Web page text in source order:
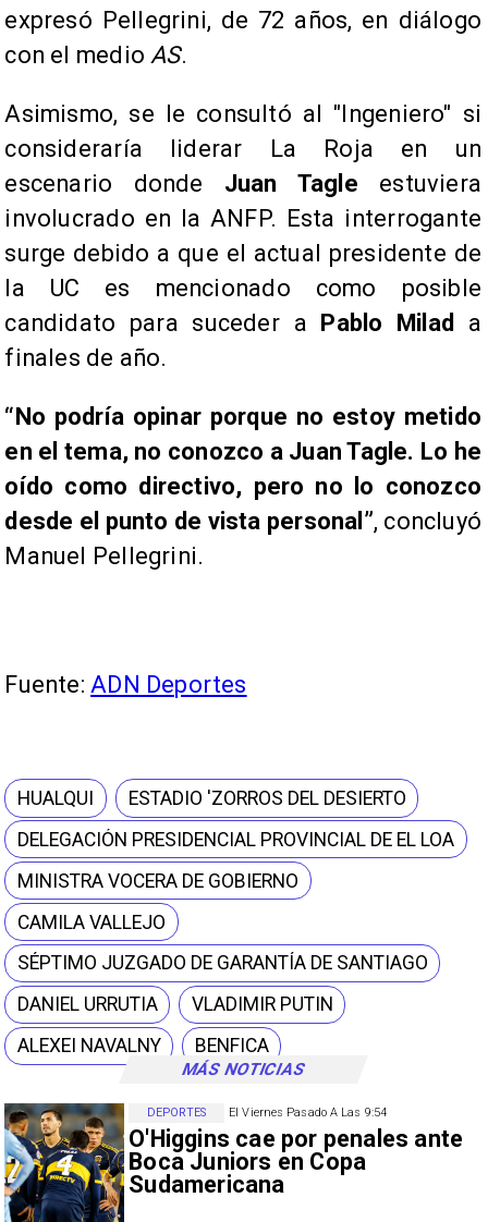
MÁS NOTICIAS
El Viernes Pasado A Las 9:54
O'Higgins cae por penales ante
Boca Juniors en Copa
Sudamericana
DEPORTES
expresó Pellegrini, de 72 años, en diálogo
con el medioAS.
Asimismo, se le consultó al "Ingeniero" si
consideraría liderar La Roja en un
escenario donde Juan Tagle estuviera
involucrado en la ANFP. Esta interrogante
surge debido a que el actual presidente de
la UC es mencionado como posible
candidato para suceder a Pablo Milad
a
finales de año.
“No podría opinar porque no estoy metido
en el tema, no conozco a Juan Tagle. Lo he
oído como directivo, pero no lo conozco
desde el punto de vista personal”, concluyó
Manuel Pellegrini.
Fuente: ADN Deportes
HUALQUI
ESTADIO 'ZORROS DEL DESIERTO
DELEGACIÓN PRESIDENCIAL PROVINCIAL DE EL LOA
MINISTRA VOCERA DE GOBIERNO
CAMILA VALLEJO
SÉPTIMO JUZGADO DE GARANTÍA DE SANTIAGO
DANIEL URRUTIA
VLADIMIR PUTIN
ALEXEI NAVALNY
BENFICA